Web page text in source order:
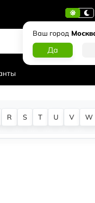
Ваш город
R S T U V W